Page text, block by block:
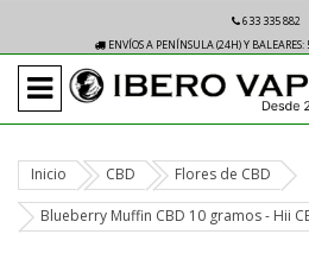
633 335 882
ENVÍOS A PENÍNSULA (24H) Y
Inicio CBD Flores de CBD
Blueberry Muffin CBD 10 gramos - Hii